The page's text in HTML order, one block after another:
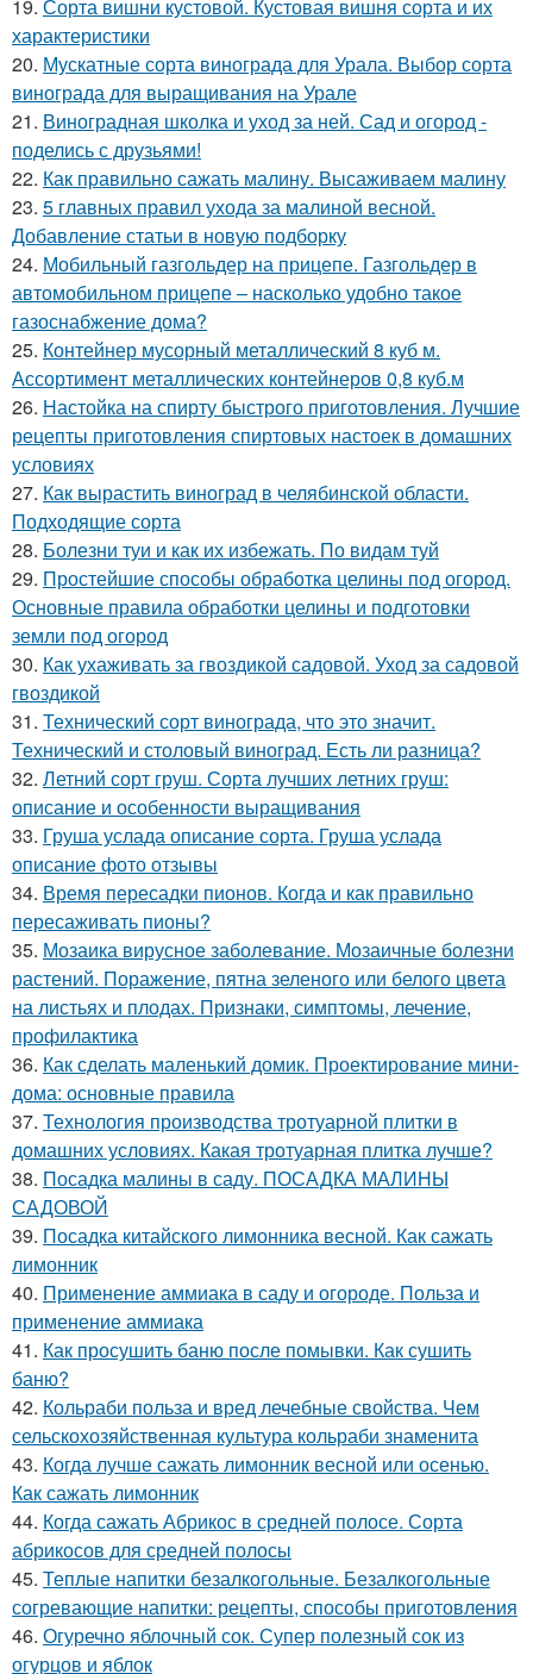
19. Сорта вишни кустовой. Кустовая вишня сорта и их
характеристики
20. Мускатные сорта винограда для Урала. Выбор сорта
винограда для выращивания на Урале
21. Виноградная школка и уход за ней. Сад и огород -
поделись с друзьями!
22. Как правильно сажать малину. Высаживаем малину
23. 5 главных правил ухода за малиной весной.
Добавление статьи в новую подборку
24. Мобильный газгольдер на прицепе. Газгольдер в
автомобильном прицепе – насколько удобно такое
газоснабжение дома?
25. Контейнер мусорный металлический 8 куб м.
Ассортимент металлических контейнеров 0,8 куб.м
26. Настойка на спирту быстрого приготовления. Лучшие
рецепты приготовления спиртовых настоек в домашних
условиях
27. Как вырастить виноград в челябинской области.
Подходящие сорта
28. Болезни туи и как их избежать. По видам туй
29. Простейшие способы обработка целины под огород.
Основные правила обработки целины и подготовки
земли под огород
30. Как ухаживать за гвоздикой садовой. Уход за садовой
гвоздикой
31. Технический сорт винограда, что это значит.
Технический и столовый виноград. Есть ли разница?
32. Летний сорт груш. Сорта лучших летних груш:
описание и особенности выращивания
33. Груша услада описание сорта. Груша услада
описание фото отзывы
34. Время пересадки пионов. Когда и как правильно
пересаживать пионы?
35. Мозаика вирусное заболевание. Мозаичные болезни
растений. Поражение, пятна зеленого или белого цвета
на листьях и плодах. Признаки, симптомы, лечение,
профилактика
36. Как сделать маленький домик. Проектирование мини-
дома: основные правила
37. Технология производства тротуарной плитки в
домашних условиях. Какая тротуарная плитка лучше?
38. Посадка малины в саду. ПОСАДКА МАЛИНЫ
САДОВОЙ
39. Посадка китайского лимонника весной. Как сажать
лимонник
40. Применение аммиака в саду и огороде. Польза и
применение аммиака
41. Как просушить баню после помывки. Как сушить
баню?
42. Кольраби польза и вред лечебные свойства. Чем
сельскохозяйственная культура кольраби знаменита
43. Когда лучше сажать лимонник весной или осенью.
Как сажать лимонник
44. Когда сажать Абрикос в средней полосе. Сорта
абрикосов для средней полосы
45. Теплые напитки безалкогольные. Безалкогольные
согревающие напитки: рецепты, способы приготовления
46. Огуречно яблочный сок. Супер полезный сок из
огурцов и яблок